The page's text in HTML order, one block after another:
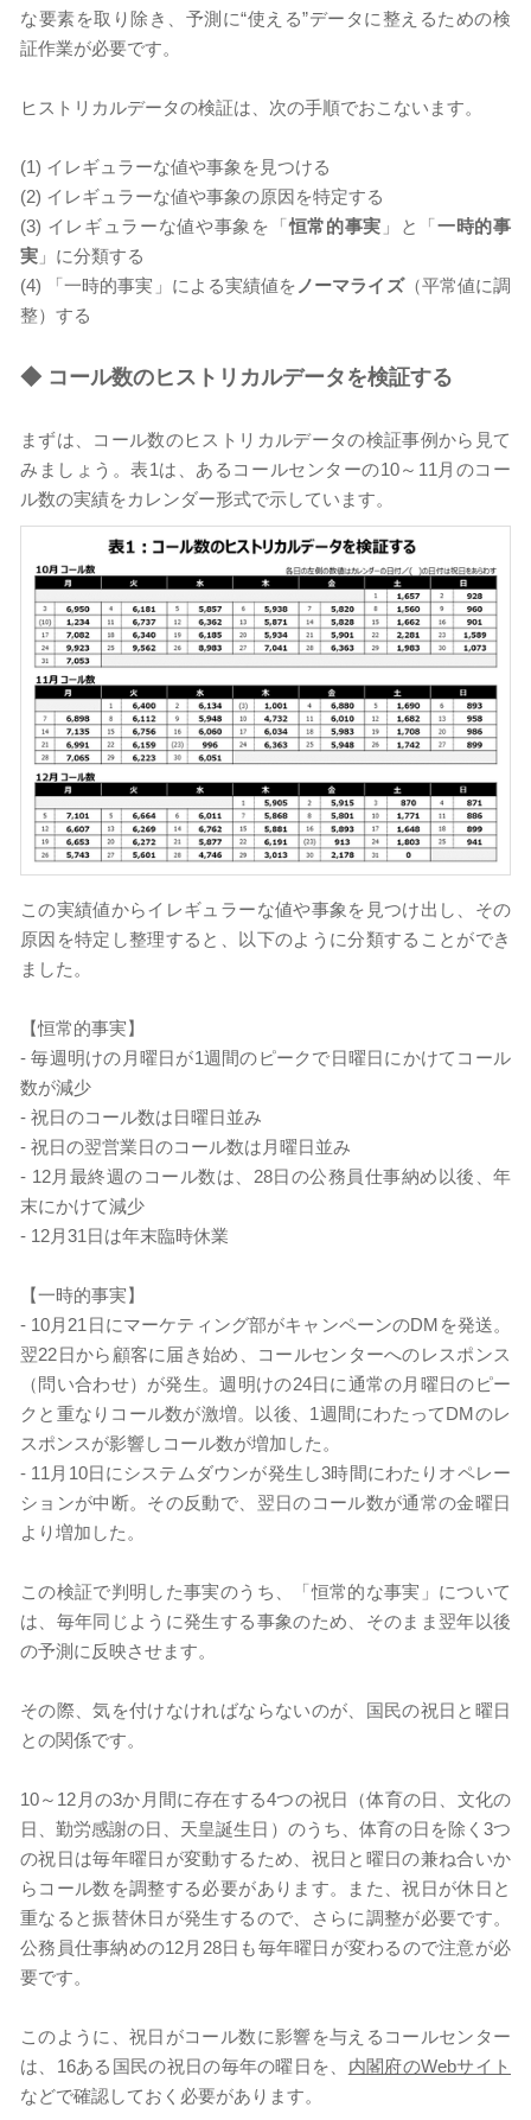
な要素を取り除き、予測に“使える”データに整えるための検
証作業が必要です。
ヒストリカルデータの検証は、次の手順でおこないます。
(1) イレギュラーな値や事象を見つける
(2) イレギュラーな値や事象の原因を特定する
(3) イレギュラーな値や事象を「恒常的事実 」と「一時的事
実 」に分類する
(4)
「一時的事実」による実績値を ノーマライズ（平常値に調
整）する
◆ コール数のヒストリカルデータを検証する
まずは、コール数のヒストリカルデータの検証事例から見て
みましょう。表1は、あるコールセンターの10～11月のコー
ル数の実績をカレンダー形式で示しています。
この実績値からイレギュラーな値や事象を見つけ出し、その
原因を特定し整理すると、以下のように分類することができ
ました。
【恒常的事実】
- 毎週明けの月曜日が1週間のピークで日曜日にかけてコール
数が減少
- 祝日のコール数は日曜日並み
- 祝日の翌営業日のコール数は月曜日並み
- 12月最終週のコール数は、28日の公務員仕事納め以後、年
末にかけて減少
- 12月31日は年末臨時休業
【一時的事実】
- 10月21日にマーケティング部がキャンペーンのDMを発送。
翌22日から顧客に届き始め、コールセンターへのレスポンス
（問い合わせ）が発生。週明けの24日に通常の月曜日のピー
クと重なりコール数が激増。以後、1週間にわたってDMのレ
スポンスが影響しコール数が増加した。
- 11月10日にシステムダウンが発生し3時間にわたりオペレー
ションが中断。その反動で、翌日のコール数が通常の金曜日
より増加した。
この検証で判明した事実のうち、「恒常的な事実」について
は、毎年同じように発生する事象のため、そのまま翌年以後
の予測に反映させます。
その際、気を付けなければならないのが、国民の祝日と曜日
との関係です。
10～12月の3か月間に存在する4つの祝日（体育の日、文化の
日、勤労感謝の日、天皇誕生日）のうち、体育の日を除く3つ
の祝日は毎年曜日が変動するため、祝日と曜日の兼ね合いか
らコール数を調整する必要があります。また、祝日が休日と
重なると振替休日が発生するので、さらに調整が必要です。
公務員仕事納めの12月28日も毎年曜日が変わるので注意が必
要です。
このように、祝日がコール数に影響を与えるコールセンター
は、16ある国民の祝日の毎年の曜日を、 内閣府のWebサイト
などで確認しておく必要があります。